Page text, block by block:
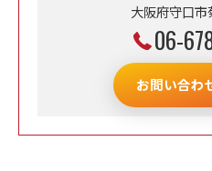
大阪府守口市
06-
お問い合わ